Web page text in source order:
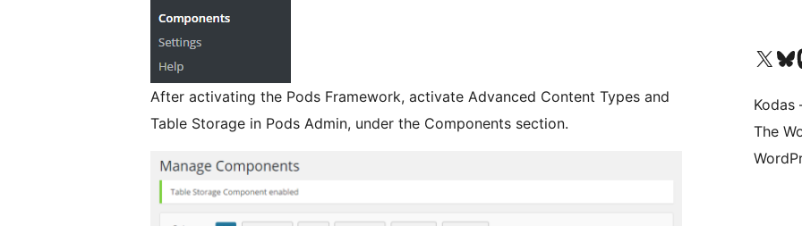
After activating the Pods Framework, activate Advanced Content Types and
Table Storage in Pods Admin, under the Components section.
Visit our X
Kodas
The